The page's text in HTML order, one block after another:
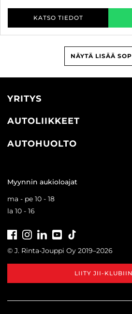
KATSO TIEDOT
NÄYTÄ LISÄÄ
YRITYS
AUTOLIIKKEET
AUTOHUOLTO
Myynnin aukioloajat
ma - pe 10 - 18
la 10 - 16
FacebookInstagramLinkedInYoutube
© J. Rinta-Jouppi Oy 2019–2026
LIITY JII-KLUBIIN